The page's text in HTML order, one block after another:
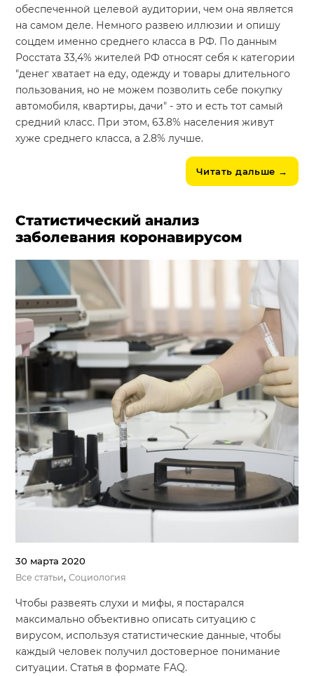
обеспеченной целевой аудитории, чем она является
на самом деле. Немного развею иллюзии и опишу
соцдем именно среднего класса в РФ. По данным
Росстата 33,4% жителей РФ относят себя к категории
"денег хватает на еду, одежду и товары длительного
пользования, но не можем позволить себе покупку
автомобиля, квартиры, дачи" - это и есть тот самый
средний класс. При этом, 63.8% населения живут
хуже среднего класса, а 2.8% лучше.
Читать дальше →
Статистический анализ
заболевания коронавирусом
30 марта 2020
Все статьи,Социология
Чтобы развеять слухи и мифы, я постарался
максимально объективно описать ситуацию с
вирусом, используя статистические данные, чтобы
каждый человек получил достоверное понимание
ситуации. Статья в формате FAQ.